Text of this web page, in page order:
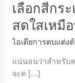
เลือกสีกร
สดใสเหมื
ไอเดียการตบแต่ง
แน่นอนว่าสำหรับ
จะค […]
กระเบื้อง
อย่างไร
ให้
ห้อง
เหมือน
ใหม่